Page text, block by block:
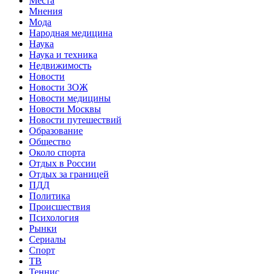
Мнения
Мода
Народная медицина
Наука
Наука и техника
Недвижимость
Новости
Новости ЗОЖ
Новости медицины
Новости Москвы
Новости путешествий
Образование
Общество
Около спорта
Отдых в России
Отдых за границей
ПДД
Политика
Происшествия
Психология
Рынки
Сериалы
Спорт
ТВ
Теннис